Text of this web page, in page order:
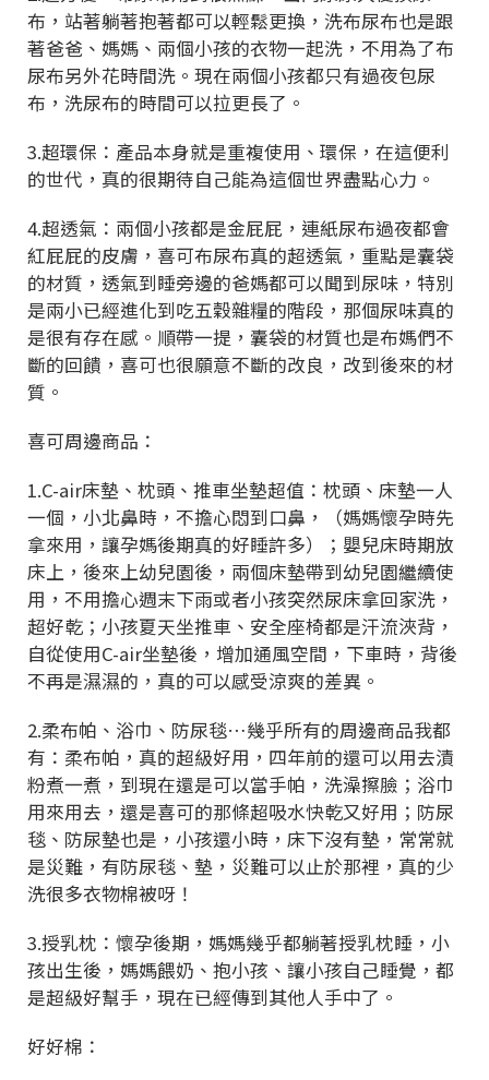
布，站著躺著抱著都可以輕鬆更換，洗布尿布也是跟
著爸爸、媽媽、兩個小孩的衣物一起洗，不用為了布
尿布另外花時間洗。現在兩個小孩都只有過夜包尿
布，洗尿布的時間可以拉更長了。
3.超環保：產品本身就是重複使用、環保，在這便利
的世代，真的很期待自己能為這個世界盡點心力。
4.超透氣：兩個小孩都是金屁屁，連紙尿布過夜都會
紅屁屁的皮膚，喜可布尿布真的超透氣，重點是囊袋
的材質，透氣到睡旁邊的爸媽都可以聞到尿味，特別
是兩小已經進化到吃五穀雜糧的階段，那個尿味真的
是很有存在感。順帶一提，囊袋的材質也是布媽們不
斷的回饋，喜可也很願意不斷的改良，改到後來的材
質。
喜可周邊商品：
1.C-air床墊、枕頭、推車坐墊超值：枕頭、床墊一人
一個，小北鼻時，不擔心悶到口鼻，（媽媽懷孕時先
拿來用，讓孕媽後期真的好睡許多）；嬰兒床時期放
床上，後來上幼兒園後，兩個床墊帶到幼兒園繼續使
用，不用擔心週末下雨或者小孩突然尿床拿回家洗，
超好乾；小孩夏天坐推車、安全座椅都是汗流浹背，
自從使用C-air坐墊後，增加通風空間，下車時，背後
不再是濕濕的，真的可以感受涼爽的差異。
2.柔布帕、浴巾、防尿毯…幾乎所有的周邊商品我都
有：柔布帕，真的超級好用，四年前的還可以用去漬
粉煮一煮，到現在還是可以當手帕，洗澡擦臉；浴巾
用來用去，還是喜可的那條超吸水快乾又好用；防尿
毯、防尿墊也是，小孩還小時，床下沒有墊，常常就
是災難，有防尿毯、墊，災難可以止於那裡，真的少
洗很多衣物棉被呀！
3.授乳枕：懷孕後期，媽媽幾乎都躺著授乳枕睡，小
孩出生後，媽媽餵奶、抱小孩、讓小孩自己睡覺，都
是超級好幫手，現在已經傳到其他人手中了。
好好棉：